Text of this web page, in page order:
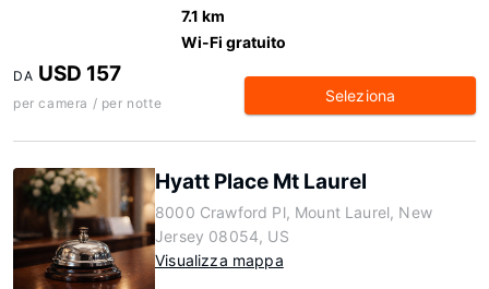
7.1 km
Wi-Fi gratuito
DA USD 157
per camera / per notte Seleziona
Hyatt Place Mt Laurel
8000 Crawford Pl, Mount Laurel, New
Jersey 08054, US
Visualizza mappa